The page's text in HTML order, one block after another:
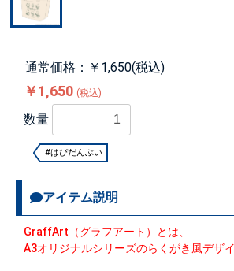
通常価格：￥1,650(税込)
￥1,650 (税込)
数量
#はぴだんぶい
アイテム説明
GraffArt（グラフアート）とは、
A3オリジナルシリーズのらくがき風デザイ